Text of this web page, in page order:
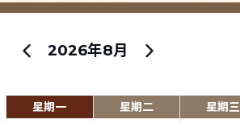
2026年8月
星期一 星期二 星期三